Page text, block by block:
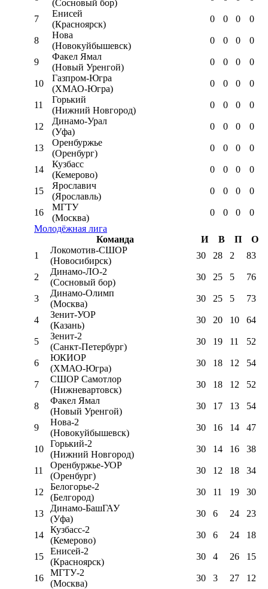
(Сосновый бор)
7
Енисей
(Красноярск)
0 0 0 0
8
Нова
(Новокуйбышевск)
0 0 0 0
9
Факел Ямал
(Новый Уренгой)
0 0 0 0
10
Газпром-Югра
(ХМАО-Югра)
0 0 0 0
11
Горький
(Нижний Новгород)
0 0 0 0
12
Динамо-Урал
(Уфа)
0 0 0 0
13
Оренбуржье
(Оренбург)
0 0 0 0
14
Кузбасс
(Кемерово)
0 0 0 0
15
Ярославич
(Ярославль)
0 0 0 0
16
МГТУ
(Москва)
0 0 0
0
Молодёжная лига
Команда
И В П
О
1
Локомотив-CШОР
(Новосибирск)
30 28 2 83
2
Динамо-ЛО-2
(Сосновый бор)
30 25 5 76
3
Динамо-Олимп
(Москва)
30 25 5 73
4
Зенит-УОР
(Казань)
30 20 10 64
5
Зенит-2
(Санкт-Петербург)
30 19 11 52
6
ЮКИОР
(ХМАО-Югра)
30 18 12 54
7
СШОР Самотлор
(Нижневартовск)
30 18 12 52
8
Факел Ямал
(Новый Уренгой)
30 17 13 54
9
Нова-2
(Новокуйбышевск)
30 16 14 47
10
Горький-2
(Нижний Новгород)
30 14 16 38
11
Оренбуржье-УОР
(Оренбург)
30 12 18 34
12
Белогорье-2
(Белгород)
30 11 19 30
13
Динамо-БашГАУ
(Уфа)
30 6 24 23
14
Кузбасс-2
(Кемерово)
30 6 24 18
15
Енисей-2
(Красноярск)
30 4 26 15
16
МГТУ-2
(Москва)
30 3 27 12